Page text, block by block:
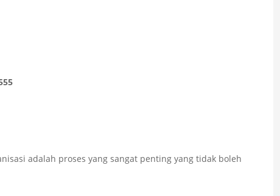
adalah proses yang sangat penting yang tidak boleh